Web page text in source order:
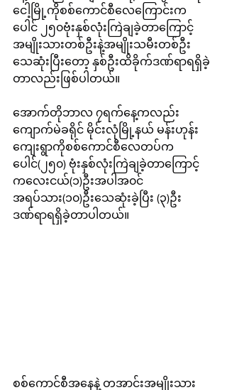
ငေါ့မြို့ကိုစစ်ကောင်စီလေကြောင်းက
ပေါင် ၂၅၀ဗုံးနှစ်လုံးကြဲချခဲ့တာကြောင့်
အမျိုးသားတစ်ဦးနဲ့အမျိုးသမီးတစ်ဦး
သေဆုံးပြီးတော့ နှစ်ဦးထိခိုက်ဒဏ်ရာရရှိခဲ့
တာလည်းဖြစ်ပါတယ်။
အောက်တိုဘာလ ၇ရက်နေ့ကလည်း
ကျောက်မဲခရိုင် မိုင်းလုံမြို့နယ် မန်းဟုန်း
ကျေးရွာကိုစစ်ကောင်စီလေတပ်က
ပေါင်(၂၅၀) ဗုံးနှစ်လုံးကြဲချခဲ့တာကြောင့်
ကလေးငယ်(၁)ဦးအပါအ၀င်
အရပ်သား(၁၀)ဦးသေဆုံးခဲ့ပြီး (၃)ဦး
ဒဏ်ရာရရှိခဲ့တာပါတယ်။
စစ်ကောင်စီအနေနဲ့ တအာင်းအမျိုးသား